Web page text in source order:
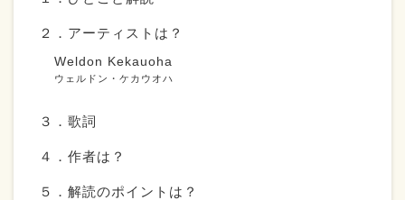
２．アーティストは？
Weldon Kekauoha
ウェルドン・ケカウオハ
３．歌詞
４．作者は？
５．解読のポイントは？